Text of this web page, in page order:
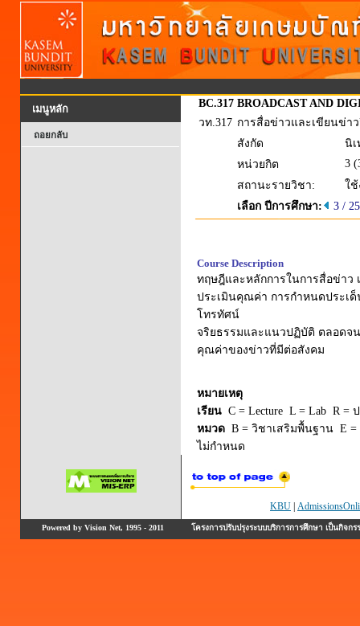
เมนูหลัก
ถอยกลับ
BC.317 BROADCAST AND
วท.317 การสื่อข่าวและเขียนข่า
สังกัด
นิ
หน่วยกิต
3
สถานะรายวิชา:
ใ
เลือก ปีการศึกษา:
3 /
Course Description
ทฤษฎีและหลักการในการสื่อข่าว
ประเมินคุณค่า การกำหนดประเด็
โทรทัศน์
จริยธรรมและแนวปฏิบัติ ตลอดจ
คุณค่าของข่าวที่มีต่อสังคม
หมายเหตุ
เรียน C = Lecture L = Lab R =
หมวด B = วิชาเสริมพื้นฐาน E
ไม่กำหนด
KBU
Powered by Vision Net, 1995 - 2011 โครงการปรับปรุงระบบบริการการศึกษา เป็นกิ